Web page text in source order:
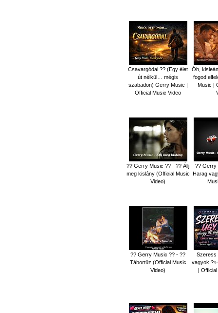
Csavargódal ?? (Egy élet
út nélkül… mégis
szabadon) Gerry Music |
Official Music Video
Óh,
fogod
Music |
?? Gerry Music ?? - ?? Állj
meg kislány (Official Music
Video)
?? Gerry
Harag
?? Gerry Music ?? - ??
Tábortűz (Official Music
Video)
Szeress
vagyok
|